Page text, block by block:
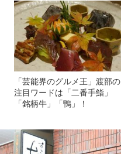
「芸能界のグルメ王」渡部の
注目ワードは「二番手鮨」
「銘柄牛」「鴨」！